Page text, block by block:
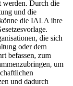
werden. Durch die
und die
die IALA ihre
die sich
oder dem
befassen, zum
um
und dadurch